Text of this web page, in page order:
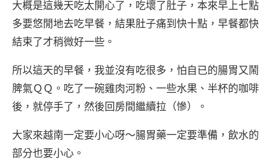
大概是這幾天吃太開心了，吃壞了肚子，本來早上七點
多要悠閒地去吃早餐，結果肚子痛到快十點，早餐都快
結束了才稍微好一些。
所以這天的早餐，我並沒有吃很多，怕自已的腸胃又鬧
脾氣ＱＱ。吃了一碗雞肉河粉、一些水果、半杯的咖啡
後，就停手了，然後回房間繼續拉（慘）。
大家來越南一定要小心呀～腸胃藥一定要準備，飲水的
部分也要小心。